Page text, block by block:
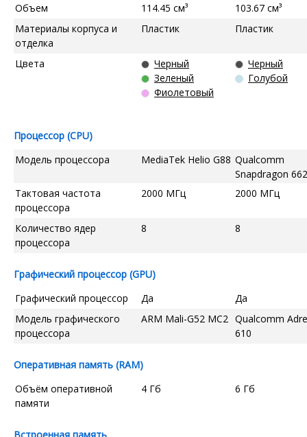
Объем
114.45 см³
103.67 см³
Материалы корпуса и
отделка
Пластик Пластик
Цвета
Черный
Зеленый
Фиолетовый
Черный
Голубой
Процессор (CPU)
Модель процессора
MediaTek Helio G88 Qualcomm
Snapdragon 662
Тактовая частота
процессора
2000 МГц 2000 МГц
Количество ядер
процессора
8 8
Графический процессор (GPU)
Графический процессор
Да
Да
Модель графического
процессора
ARM Mali-G52 MC2 Qualcomm
610
Оперативная память (RAM)
Объём оперативной
памяти
4 Гб 6 Гб